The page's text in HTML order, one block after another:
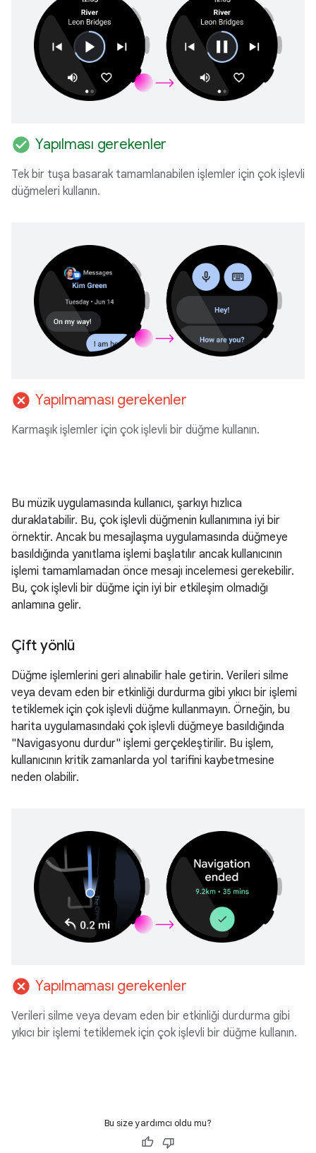
check_circle Yapılması gerekenler
Tek bir tuşa basarak tamamlanabilen işlemler için çok işlevli
düğmeleri kullanın.
cancel Yapılmaması gerekenler
Karmaşık işlemler için çok işlevli bir düğme kullanın.
Bu müzik uygulamasında kullanıcı, şarkıyı hızlıca
duraklatabilir. Bu, çok işlevli düğmenin kullanımına iyi bir
örnektir. Ancak bu mesajlaşma uygulamasında düğmeye
basıldığında yanıtlama işlemi başlatılır ancak kullanıcının
işlemi tamamlamadan önce mesajı incelemesi gerekebilir.
Bu, çok işlevli bir düğme için iyi bir etkileşim olmadığı
anlamına gelir.
Çift yönlü
Düğme işlemlerini geri alınabilir hale getirin. Verileri silme
veya devam eden bir etkinliği durdurma gibi yıkıcı bir işlemi
tetiklemek için çok işlevli düğme kullanmayın. Örneğin, bu
harita uygulamasındaki çok işlevli düğmeye basıldığında
"Navigasyonu durdur" işlemi gerçekleştirilir. Bu işlem,
kullanıcının kritik zamanlarda yol tarifini kaybetmesine
neden olabilir.
cancel Yapılmaması gerekenler
Verileri silme veya devam eden bir etkinliği durdurma gibi
yıkıcı bir işlemi tetiklemek için çok işlevli bir düğme kullanın.
Bu size yardımcı oldu mu?